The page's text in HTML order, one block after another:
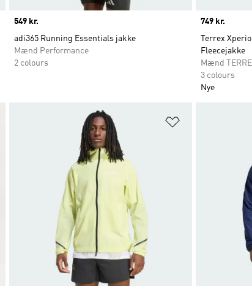
Price
549 kr.
adi365 Running Essentials jakke
Mænd Performance
2 colours
Price
749 kr.
Terrex
Fleecejakke
Mænd
3 colours
Nye